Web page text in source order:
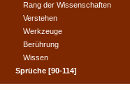
Rang der Wissenschaften
Verstehen
Werkzeuge
Berührung
Wissen
Sprüche [90-114]